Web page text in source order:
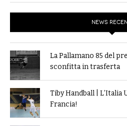
NEWS
La Pallamano 85 del
sconfitta in trasferta
Tiby Handball | L’Italia
Francia!